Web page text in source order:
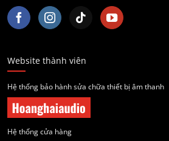
Website thành viên
Hệ thống bảo hành sửa chữa thiết bị âm thanh
Hệ thống cửa hàng